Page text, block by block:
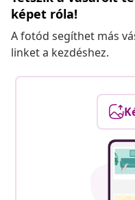
képet róla!
A fotód segíthet más
linket a kezdéshez.